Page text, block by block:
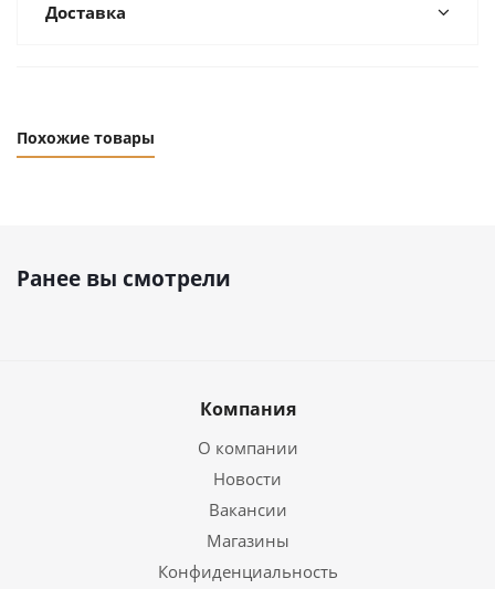
Доставка
Похожие товары
Ранее вы смотрели
Компания
О компании
Новости
Вакансии
Магазины
Конфиденциальность